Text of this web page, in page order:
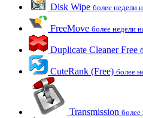
Disk Wipe более недели
FreeMove более недели
Duplicate Cleaner Free
CuteRank (Free) более
Transmission более